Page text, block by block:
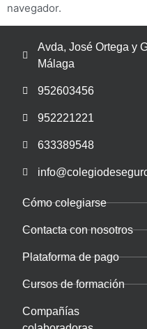
navegador.
Avda, José Ortega y
Málaga
952603456
952221221
633389548
Cómo colegiarse
Contacta con nosotros
Plataforma de pago
Cursos de formación
Compañías